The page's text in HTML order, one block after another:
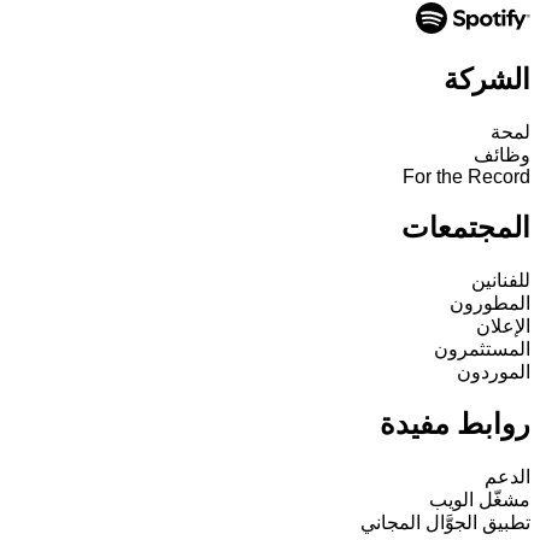
الشركة
لمحة
وظائف
For the Record
المجتمعات
للفنانين
المطورون
الإعلان
المستثمرون
الموردون
روابط مفيدة
الدعم
مشغّل الويب
تطبيق الجوَّال المجاني